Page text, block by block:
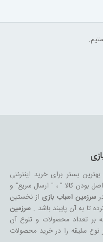
بستر برای خرید اینترنتی
بودن کالا " ، " ارسال سریع" و
سرزمین اسباب بازیاز نخستین
تا به آن پایبند باشد .سرزمین
بر تعداد محصولات و تنوع آن
نوع سلیقه را در خرید محصولات